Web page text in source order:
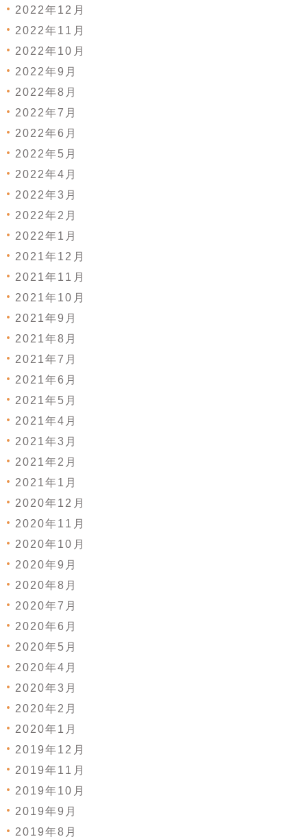
2022年12月
2022年11月
2022年10月
2022年9月
2022年8月
2022年7月
2022年6月
2022年5月
2022年4月
2022年3月
2022年2月
2022年1月
2021年12月
2021年11月
2021年10月
2021年9月
2021年8月
2021年7月
2021年6月
2021年5月
2021年4月
2021年3月
2021年2月
2021年1月
2020年12月
2020年11月
2020年10月
2020年9月
2020年8月
2020年7月
2020年6月
2020年5月
2020年4月
2020年3月
2020年2月
2020年1月
2019年12月
2019年11月
2019年10月
2019年9月
2019年8月